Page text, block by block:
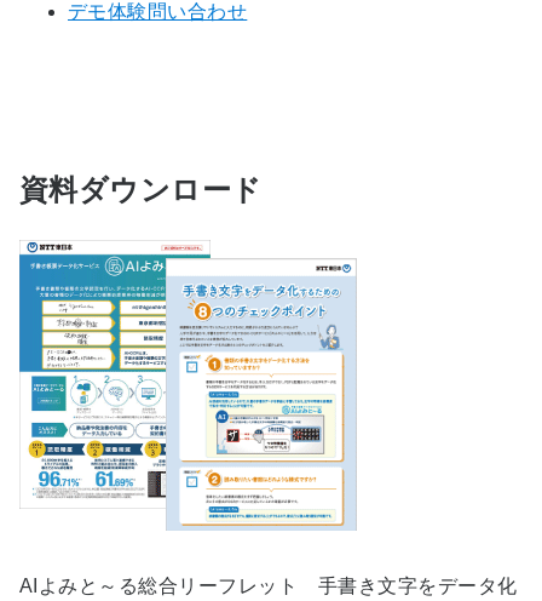
デモ体験問い合わせ
資料ダウンロード
AIよみと～る総合リーフレット 手書き文字をデータ化